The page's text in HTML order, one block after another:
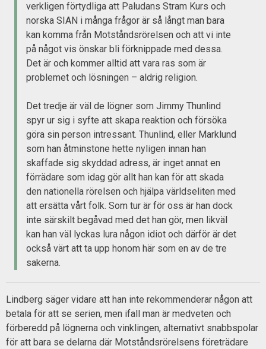
verkligen förtydliga att Paludans Stram Kurs och
norska SIAN i många frågor är så långt man bara
kan komma från Motståndsrörelsen och att vi inte
på något vis önskar bli förknippade med dessa.
Det är och kommer alltid att vara ras som är
problemet och lösningen – aldrig religion.
Det tredje är väl de lögner som Jimmy Thunlind
spyr ur sig i syfte att skapa reaktion och försöka
göra sin person intressant. Thunlind, eller Marklund
som han åtminstone hette nyligen innan han
skaffade sig skyddad adress, är inget annat en
förrädare som idag gör allt han kan för att skada
den nationella rörelsen och hjälpa världseliten med
att ersätta vårt folk. Som tur är för oss är han dock
inte särskilt begåvad med det han gör, men likväl
kan han väl lyckas lura någon idiot och därför är det
också värt att ta upp honom här som en av de tre
sakerna.
Lindberg säger vidare att han inte rekommenderar någon att
betala för att se serien, men ifall man är medveten och
förberedd på lögnerna och vinklingen, alternativt snabbspolar
för att bara se delarna där Motståndsrörelsens företrädare